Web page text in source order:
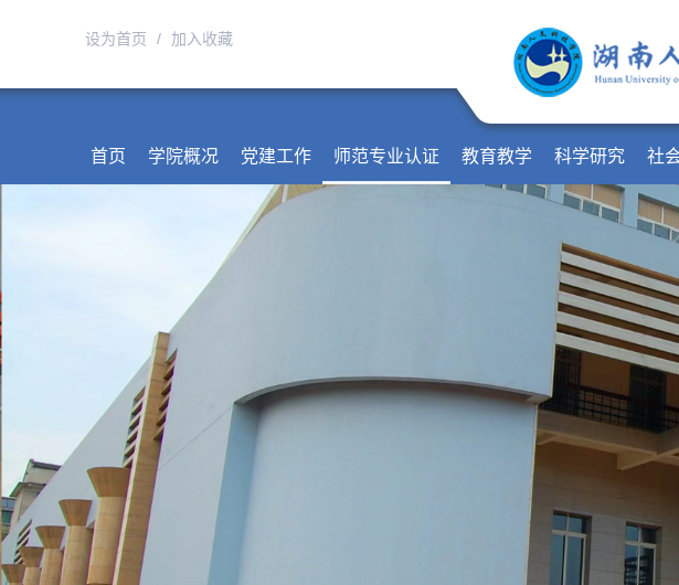
设为首页 / 加入收藏
首页 学院概况 党建工作 师范专业认证 教育教学 科学研究 社